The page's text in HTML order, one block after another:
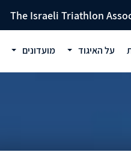
The Israeli Triathlon
על האיגוד מועדונים